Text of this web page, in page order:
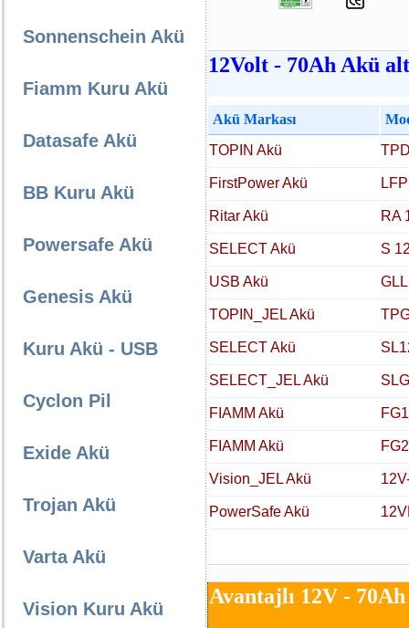
Sonnenschein Akü
Fiamm Kuru Akü
Datasafe Akü
BB Kuru Akü
Powersafe Akü
Genesis Akü
Kuru Akü - USB
Cyclon Pil
Exide Akü
Trojan Akü
Varta Akü
Vision Kuru Akü
12Volt - 70Ah Akü
Akü Markası
TOPIN Akü
FirstPower Akü
Ritar Akü RA
SELECT Akü S
USB Akü
TOPIN_JEL Akü
SELECT Akü
SELECT_JEL Akü
FIAMM Akü
FIAMM Akü
Vision_JEL Akü
PowerSafe Akü
Avantajlı 12V -